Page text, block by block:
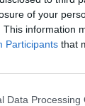
of your
This information
Participants that
Data Processing